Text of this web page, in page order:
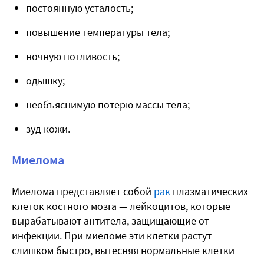
постоянную усталость;
повышение температуры тела;
ночную потливость;
одышку;
необъяснимую потерю массы тела;
зуд кожи.
Миелома
Миелома представляет собой рак плазматических
клеток костного мозга — лейкоцитов, которые
вырабатывают антитела, защищающие от
инфекции. При миеломе эти клетки растут
слишком быстро, вытесняя нормальные клетки